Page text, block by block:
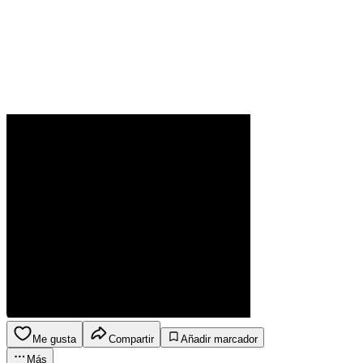
Me gusta Compartir
Añadir marcador
Más